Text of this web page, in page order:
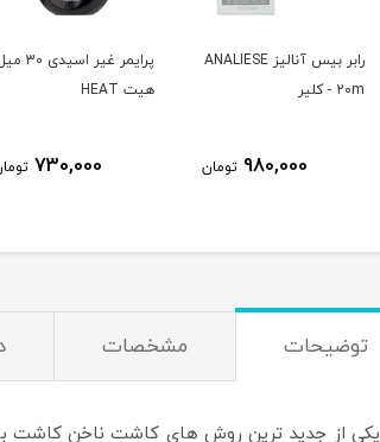
رابر بیس آنالیز ANALIESE
20m - کلیر
980,000 تومان
پرایمر غیر اسیدی
هیت HEAT
730,000
توضیحات مشخصات
یکی از جدید ترین روش های کاشت ناخن کاشت